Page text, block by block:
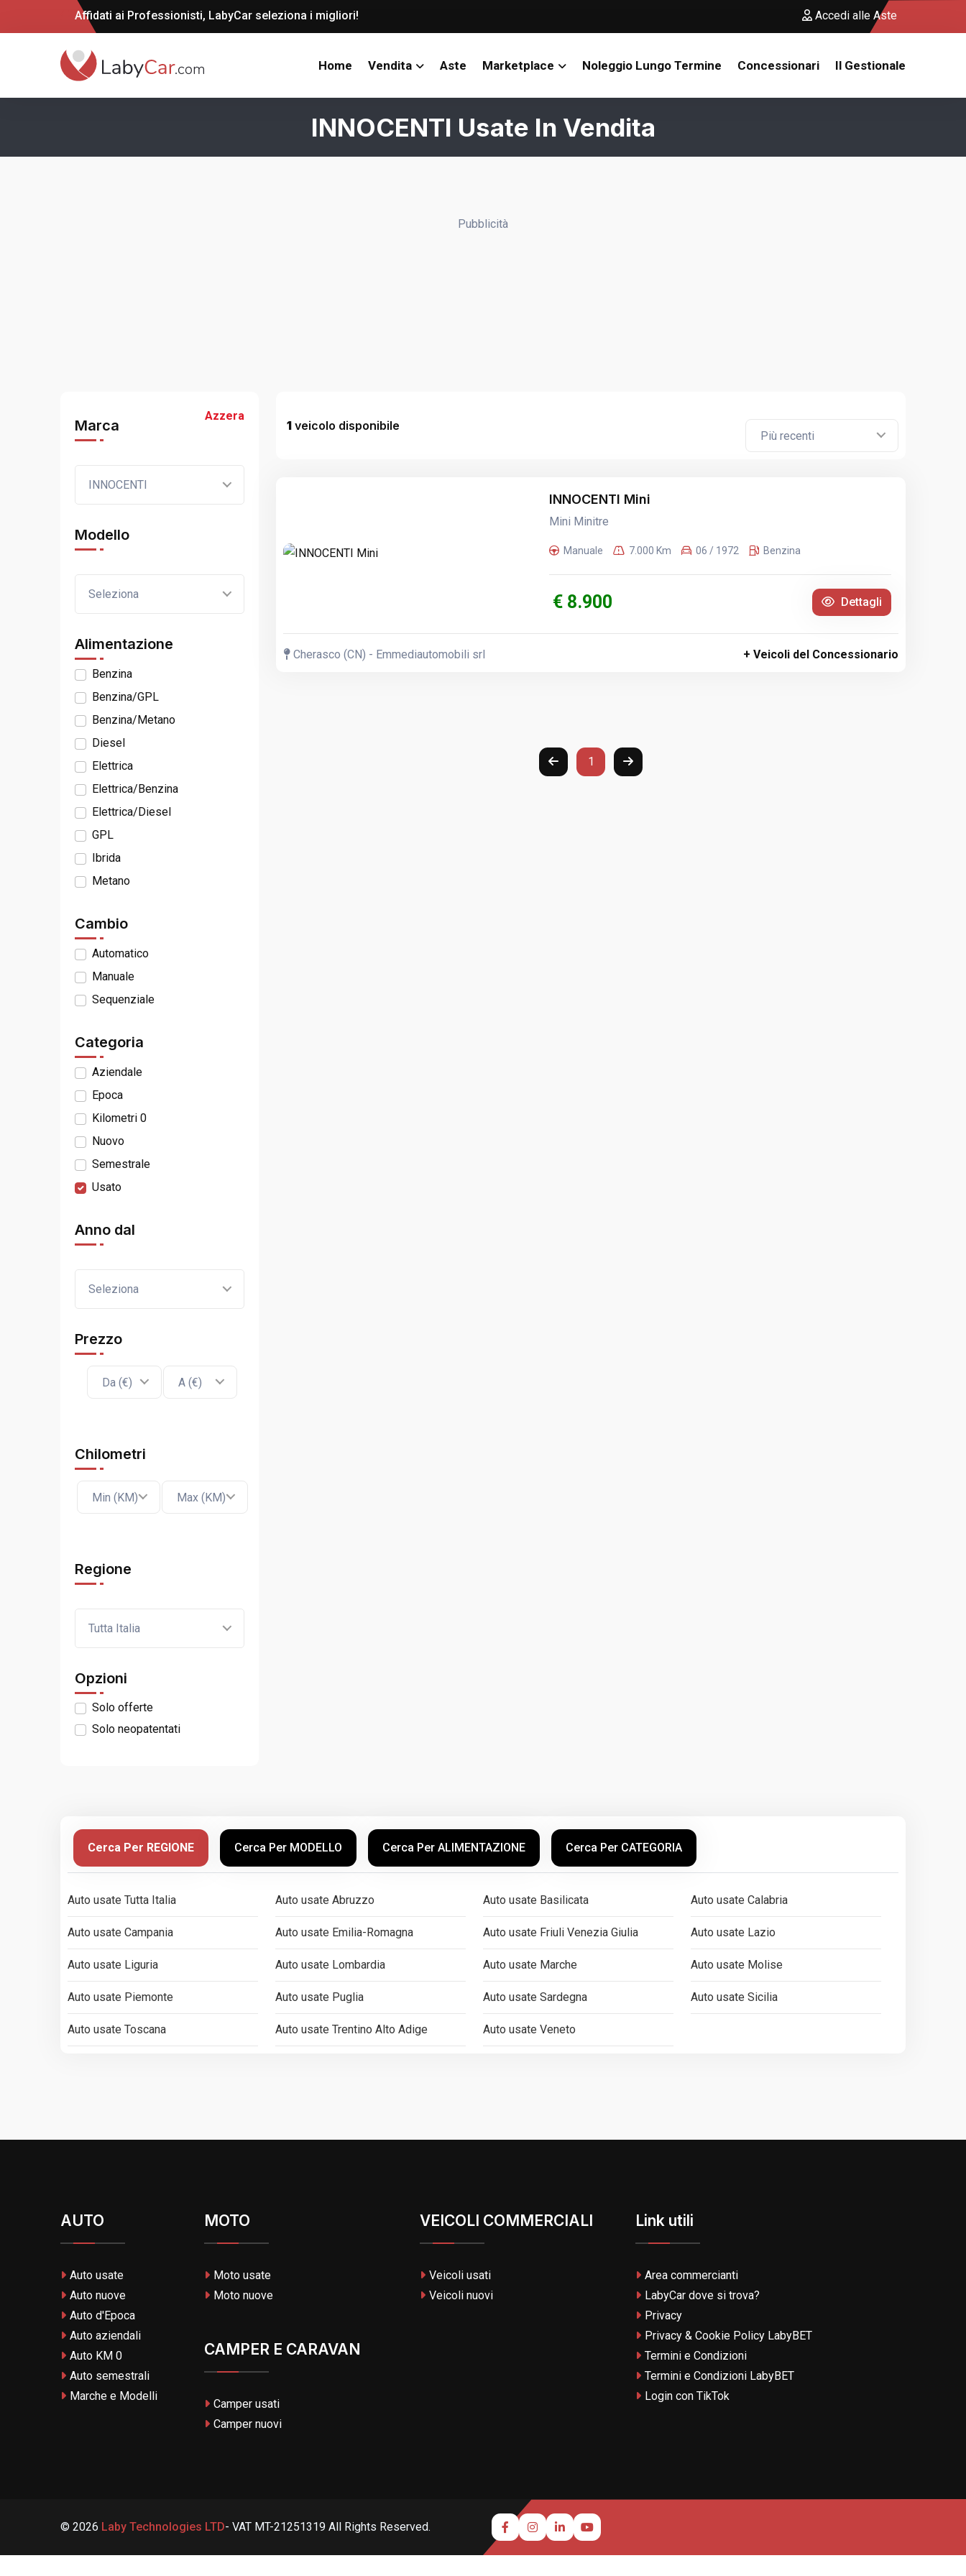
Affidati ai Professionisti, LabyCar seleziona i migliori! Accedi alle Aste
Home Vendita Aste Marketplace Noleggio Lungo Termine Concessionari Il Gestionale
INNOCENTI Usate In Vendita
Pubblicità
Azzera
Marca
INNOCENTI
Modello
Seleziona
Alimentazione
Benzina
Benzina/GPL
Benzina/Metano
Diesel
Elettrica
Elettrica/Benzina
Elettrica/Diesel
GPL
Ibrida
Metano
Cambio
Automatico
Manuale
Sequenziale
Categoria
Aziendale
Epoca
Kilometri 0
Nuovo
Semestrale
Usato
Anno dal
Seleziona
Prezzo
Da (€) A (€)
Chilometri
Min (KM) Max (KM)
Regione
Tutta Italia
Opzioni
Solo offerte
Solo neopatentati
1 veicolo disponibile
Più recenti
INNOCENTI Mini
Mini Minitre
Manuale 7.000 Km 06 / 1972 Benzina
€ 8.900 Dettagli
Cherasco (CN) - Emmediautomobili srl + Veicoli del Concessionario
1
Cerca Per REGIONE Cerca Per MODELLO Cerca Per ALIMENTAZIONE Cerca Per CATEGORIA
Auto usate Tutta Italia Auto usate Abruzzo Auto usate Basilicata Auto usate Calabria
Auto usate Campania Auto usate Emilia-Romagna Auto usate Friuli Venezia Giulia Auto usate Lazio
Auto usate Liguria Auto usate Lombardia Auto usate Marche Auto usate Molise
Auto usate Piemonte Auto usate Puglia Auto usate Sardegna Auto usate Sicilia
Auto usate Toscana Auto usate Trentino Alto Adige Auto usate Veneto
AUTO
Auto usate
Auto nuove
Auto d'Epoca
Auto aziendali
Auto KM 0
Auto semestrali
Marche e Modelli
MOTO
Moto usate
Moto nuove
CAMPER E CARAVAN
Camper usati
Camper nuovi
VEICOLI COMMERCIALI
Veicoli usati
Veicoli nuovi
Link utili
Area commercianti
LabyCar dove si trova?
Privacy
Privacy & Cookie Policy LabyBET
Termini e Condizioni
Termini e Condizioni LabyBET
Login con TikTok
© 2026 Laby Technologies LTD- VAT MT-21251319 All Rights Reserved.